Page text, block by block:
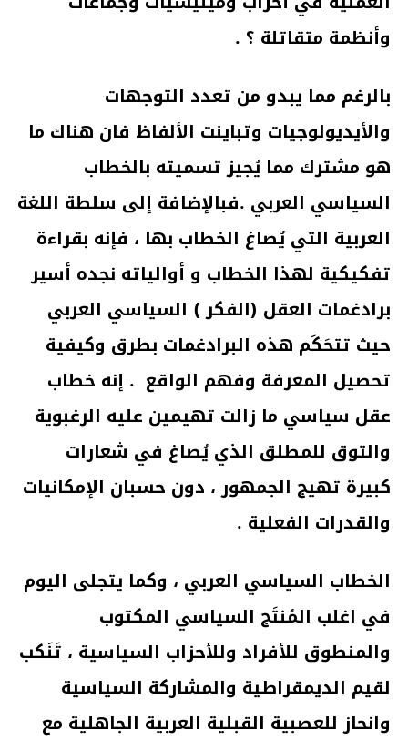
وأنظمة متقاتلة ؟ .
بالرغم مما يبدو من تعدد التوجهات
والأيديولوجيات وتباينت الألفاظ فان هناك ما
هو مشترك مما يُجيز تسميته بالخطاب
السياسي العربي .فبالإضافة إلى سلطة اللغة
العربية التي يُصاغ الخطاب بها ، فإنه بقراءة
تفكيكية لهذا الخطاب و أوالياته نجده أسير
برادغمات العقل (الفكر ) السياسي العربي
حيث تتحَكَم هذه البرادغمات بطرق وكيفية
تحصيل المعرفة وفهم الواقع . إنه خطاب
عقل سياسي ما زالت تهيمين عليه الرغبوية
والتوق للمطلق الذي يُصاغ في شعارات
كبيرة تهيج الجمهور ، دون حسبان الإمكانيات
والقدرات الفعلية .
الخطاب السياسي العربي ، وكما يتجلى اليوم
في اغلب المُنتَج السياسي المكتوب
والمنطوق للأفراد وللأحزاب السياسية ، تَنَكب
لقيم الديمقراطية والمشاركة السياسية
وانحاز للعصبية القبلية العربية الجاهلية مع